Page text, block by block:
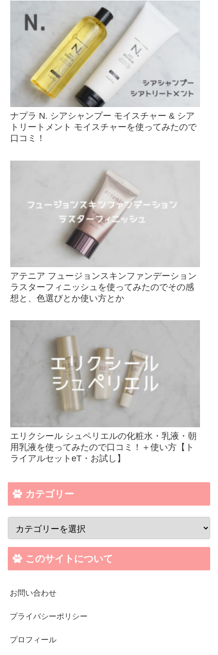
ナプラ N. シアシャンプー モイスチャー & シア
トリートメント モイスチャーを使ってみたので
口コミ！
アテニア フュージョンスキンファンデーション
ラスターフィニッシュを使ってみたのでその感
想と、色選びとか使い方とか
エリクシール シュペリエルの化粧水・乳液・朝
用乳液を使ってみたので口コミ！＋使い方【ト
ライアルセットeT・お試し】
カテゴリー
このサイトについて
お問い合わせ
プライバシーポリシー
プロフィール